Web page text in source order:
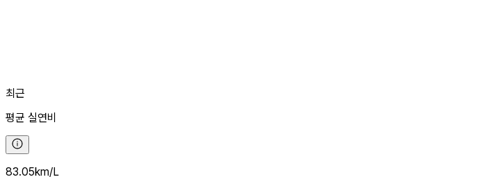
최근
평균 실연비
83.05km/L